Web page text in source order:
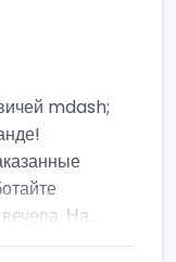
mdash;
На...